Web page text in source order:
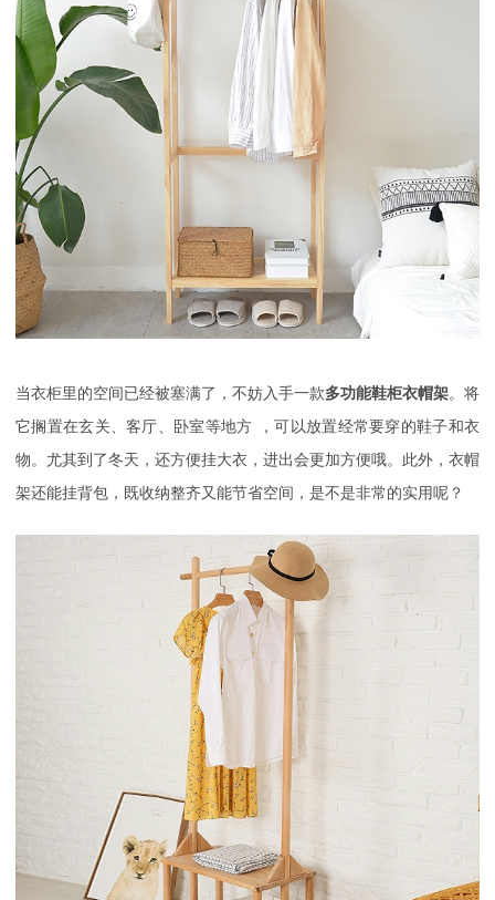
当衣柜里的空间已经被塞满了，不妨入手一款多功能鞋柜衣帽架。将
它搁置在玄关 、客厅、卧室等地方
，可以放置经常要穿的鞋子和衣
物。尤其到了冬天，还方便挂大衣，进出会更加方便哦。此外，衣帽
架还能挂背包，既收纳整齐又能节省空间，是不是非常的实用呢？